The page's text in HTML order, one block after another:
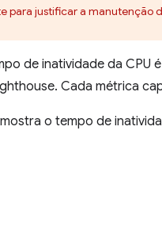
para justificar a manutenção
de inatividade da CPU
Cada métrica
o tempo de